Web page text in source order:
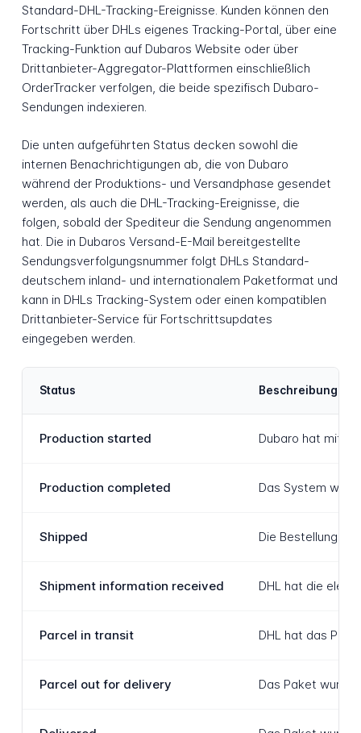
Standard-DHL-Tracking-Ereignisse. Kunden können den
Fortschritt über DHLs eigenes Tracking-Portal, über eine
Tracking-Funktion auf Dubaros Website oder über
Drittanbieter-Aggregator-Plattformen einschließlich
OrderTracker verfolgen, die beide spezifisch Dubaro-
Sendungen indexieren.
Die unten aufgeführten Status decken sowohl die
internen Benachrichtigungen ab, die von Dubaro
während der Produktions- und Versandphase gesendet
werden, als auch die DHL-Tracking-Ereignisse, die
folgen, sobald der Spediteur die Sendung angenommen
hat. Die in Dubaros Versand-E-Mail bereitgestellte
Sendungsverfolgungsnummer folgt DHLs Standard-
deutschem inland- und internationalem Paketformat und
kann in DHLs Tracking-System oder einen kompatiblen
Drittanbieter-Service für Fortschrittsupdates
eingegeben werden.
Status Beschreibung
Production started Dubaro hat mit
Production completed Das System
Shipped Die Bestellung
Shipment information received DHL hat die
Parcel in transit DHL hat das
Parcel out for delivery Das Paket wurde